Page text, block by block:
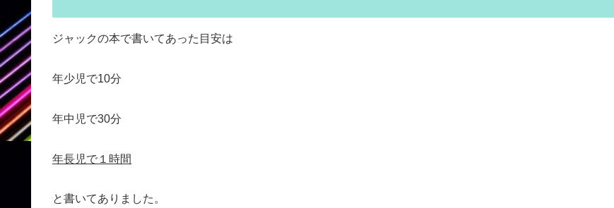
ジャックの本で書いてあった目安は
年少児で10分
年中児で30分
年長児で１時間
と書いてありました。